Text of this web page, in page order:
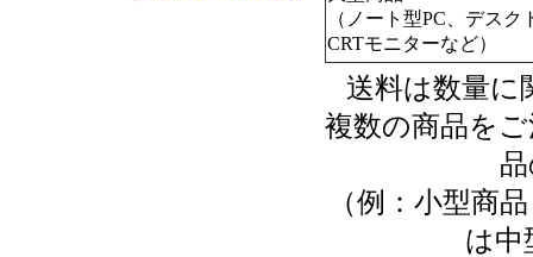
（ノート型PC、デスク
CRTモニターなど）
送料は数量に
複数の商品を
（例：小型商
は中